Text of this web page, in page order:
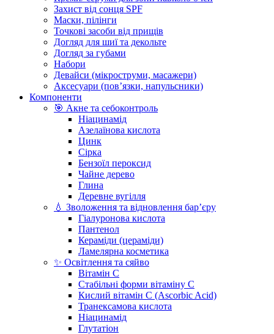
Захист від сонця SPF
Маски, пілінги
Точкові засоби від прищів
Догляд для шиї та декольте
Догляд за губами
Набори
Девайси (мікроструми, масажери)
Аксесуари (повʼязки, напульсники)
Компоненти
🎯 Акне та себоконтроль
Ніацинамід
Азелаїнова кислота
Цинк
Сірка
Бензоїл пероксид
Чайне дерево
Глина
Деревне вугілля
💧 Зволоження та відновлення бар’єру
Гіалуронова кислота
Пантенол
Кераміди (цераміди)
Ламелярна косметика
✨ Освітлення та сяйво
Вітамін С
Стабільні форми вітаміну С
Кислий вітамін С (Ascorbic Acid)
Транексамова кислота
Ніацинамід
Глутатіон